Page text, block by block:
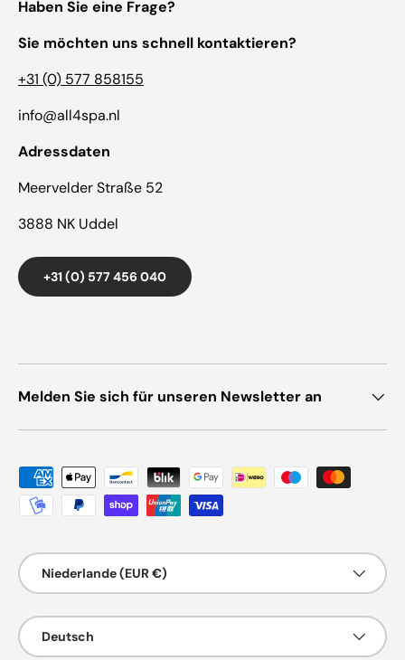
Haben Sie eine Frage?
Sie möchten uns schnell kontaktieren?
+31 (0) 577 858155
info@all4spa.nl
Adressdaten
Meervelder Straße 52
3888 NK Uddel
+31 (0) 577 456 040
Melden Sie sich für unseren Newsletter an
Zahlungsmethoden
Land/Region
Niederlande (EUR €)
Sprache
Deutsch